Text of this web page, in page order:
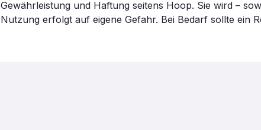
Gewährleistung und Haftung seitens Hoop. Sie wird –
Nutzung erfolgt auf eigene Gefahr. Bei Bedarf sollte ein